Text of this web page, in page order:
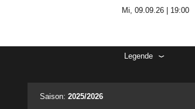
Mi, 09.09.26 | 19:00
Legende
Saison: 2025/2026